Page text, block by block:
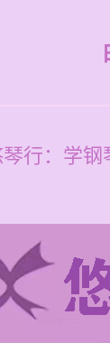
行：学